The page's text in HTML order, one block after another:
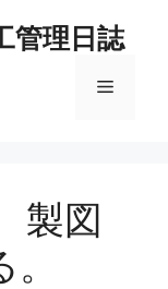
管理日誌
メ
製図